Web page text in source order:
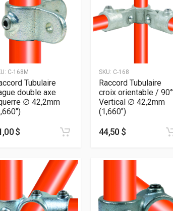
C-168M
Tubulaire
double axe
∅ 42,2mm
$
SKU: C-168
Raccord Tubulaire
croix orientable / 90°
Vertical ∅ 42,2mm
(1,660″)
44,50 $